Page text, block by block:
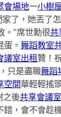
會場地一小樹
了，她丟了怎
。”席世勳很共
。 舞蹈教室
議室出租贊！
只是盡職舞蹈
空間華輕輕搖
之後共享會議室
錯，會不會趁